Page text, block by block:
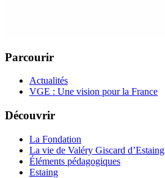
Parcourir
Actualités
VGE : Une vision pour la France
Découvrir
La Fondation
La vie de Valéry Giscard d’Estaing
Éléments pédagogiques
Estaing